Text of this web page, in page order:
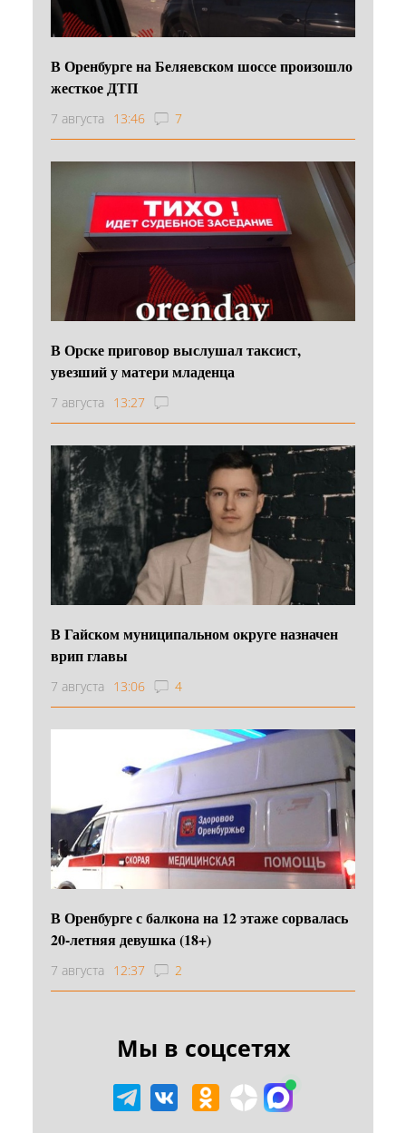
В Оренбурге на Беляевском шоссе произошло
жесткое ДТП
7 августа 13:46 7
В Орске приговор выслушал таксист,
увезший у матери младенца
7 августа 13:27
В Гайском муниципальном округе назначен
врип главы
7 августа 13:06 4
В Оренбурге с балкона на 12 этаже сорвалась
20-летняя девушка (18+)
7 августа 12:37 2
Мы в соцсетях